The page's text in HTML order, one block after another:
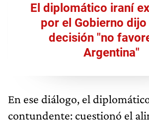
El diplomático iraní
por el Gobierno dijo
decisión "no
Argentina"
En ese diálogo, el
contundente: cuestionó el